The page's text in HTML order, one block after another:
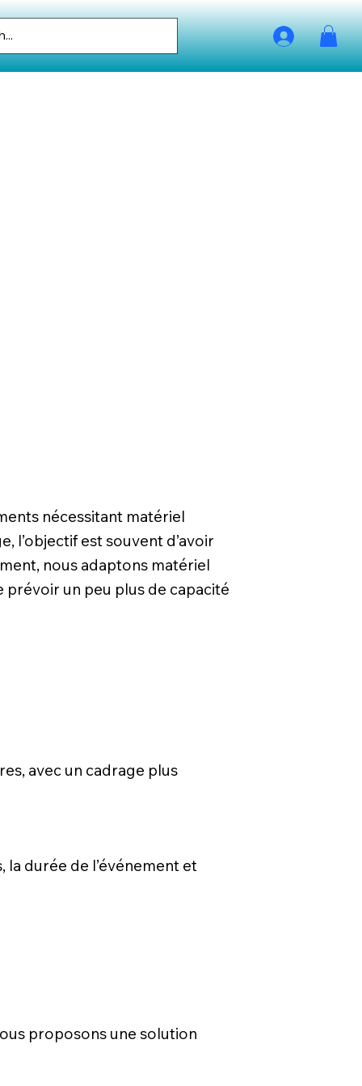
nécessitant matériel
l’objectif est souvent d’avoir
nous adaptons matériel
un peu plus de capacité
avec un cadrage plus
la durée de l’événement et
proposons une solution